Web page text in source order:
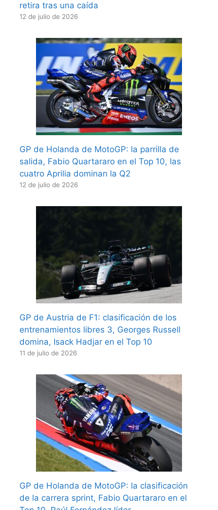
retira tras una caída
12 de julio de 2026
GP de Holanda de MotoGP: la parrilla de
salida, Fabio Quartararo en el Top 10, las
cuatro Aprilia dominan la Q2
12 de julio de 2026
GP de Austria de F1: clasificación de los
entrenamientos libres 3, Georges Russell
domina, Isack Hadjar en el Top 10
11 de julio de 2026
GP de Holanda de MotoGP: la clasificación
de la carrera sprint, Fabio Quartararo en el